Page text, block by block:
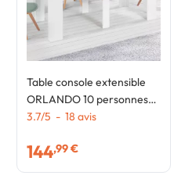
Table console extensible
ORLANDO 10 personnes
235 cm bois blanc et façon
3.7/5 - 18 avis
144,99 €